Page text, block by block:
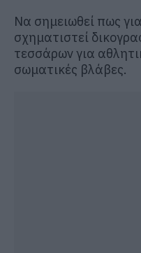
Να σημειωθεί πως
σχηματιστεί
τεσσάρων για
σωματικές βλάβες.